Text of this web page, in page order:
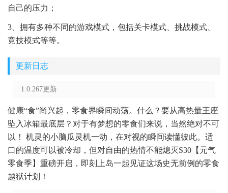
自己的压力；
3、拥有多种不同的游戏模式，包括关卡模式、挑战模式、
竞技模式等等。
更新日志
1.0.267更新
健康“食”尚兴起，零食界瞬间动荡。什么？要从高热量王座
坠入冰箱最底层？对于有梦想的零食们来说，当然绝对不可
以！ 机灵的小脑瓜灵机一动，在对视的瞬间读懂彼此。适
口的温度可以被冷却，但对自由的热情不能熄灭S30【元气
零食季】重磅开启，即刻上岛一起见证这场史无前例的零食
越狱计划！